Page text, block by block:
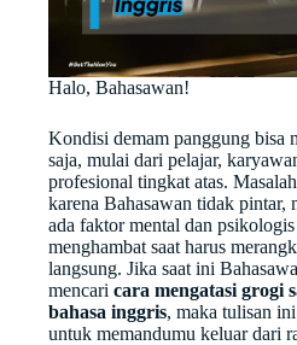
Halo, Bahasawan!
Kondisi demam panggung bisa
saja, mulai dari pelajar,
profesional tingkat atas.
karena Bahasawan tidak pintar,
ada faktor mental dan
menghambat saat harus
langsung. Jika saat ini
mencari cara mengatasi grogi
bahasa inggris, maka tulisan
untuk memandumu keluar dari